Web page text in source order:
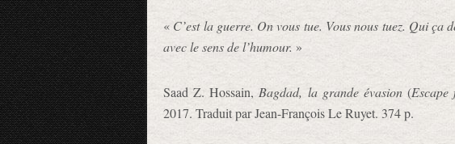
« C’est la guerre. On vous tue. Vous nous tuez. Qui ça
avec le sens de l’humour. »
Saad Z. Hossain, Bagdad, la grande évasion(
2017. Traduit par Jean-François Le Ruyet. 374 p.